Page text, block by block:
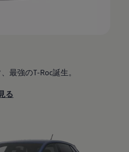
最強のT-Roc誕生。
る